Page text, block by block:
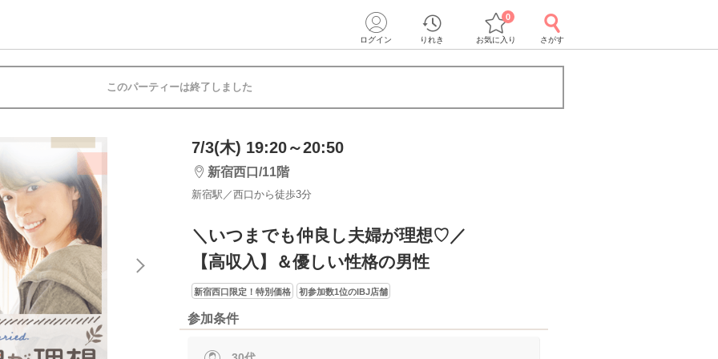
ログイン りれき お気に入り
0
さがす
このパーティーは終了しました
7/3(木) 19:20～20:50
新宿西口/11階
新宿駅／西口から徒歩3分
＼いつまでも仲良し夫婦が理想♡／
【高収入】＆優しい性格の男性
新宿西口限定！特別価格 初参加数1位のIBJ店舗
参加条件